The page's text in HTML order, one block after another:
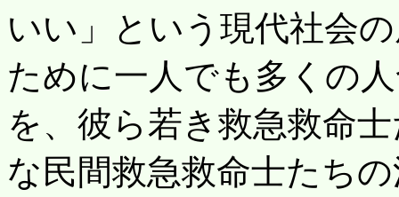
いい」という現代社会
ために一人でも多くの
を、彼ら若き救急救命
な民間救急救命士たち